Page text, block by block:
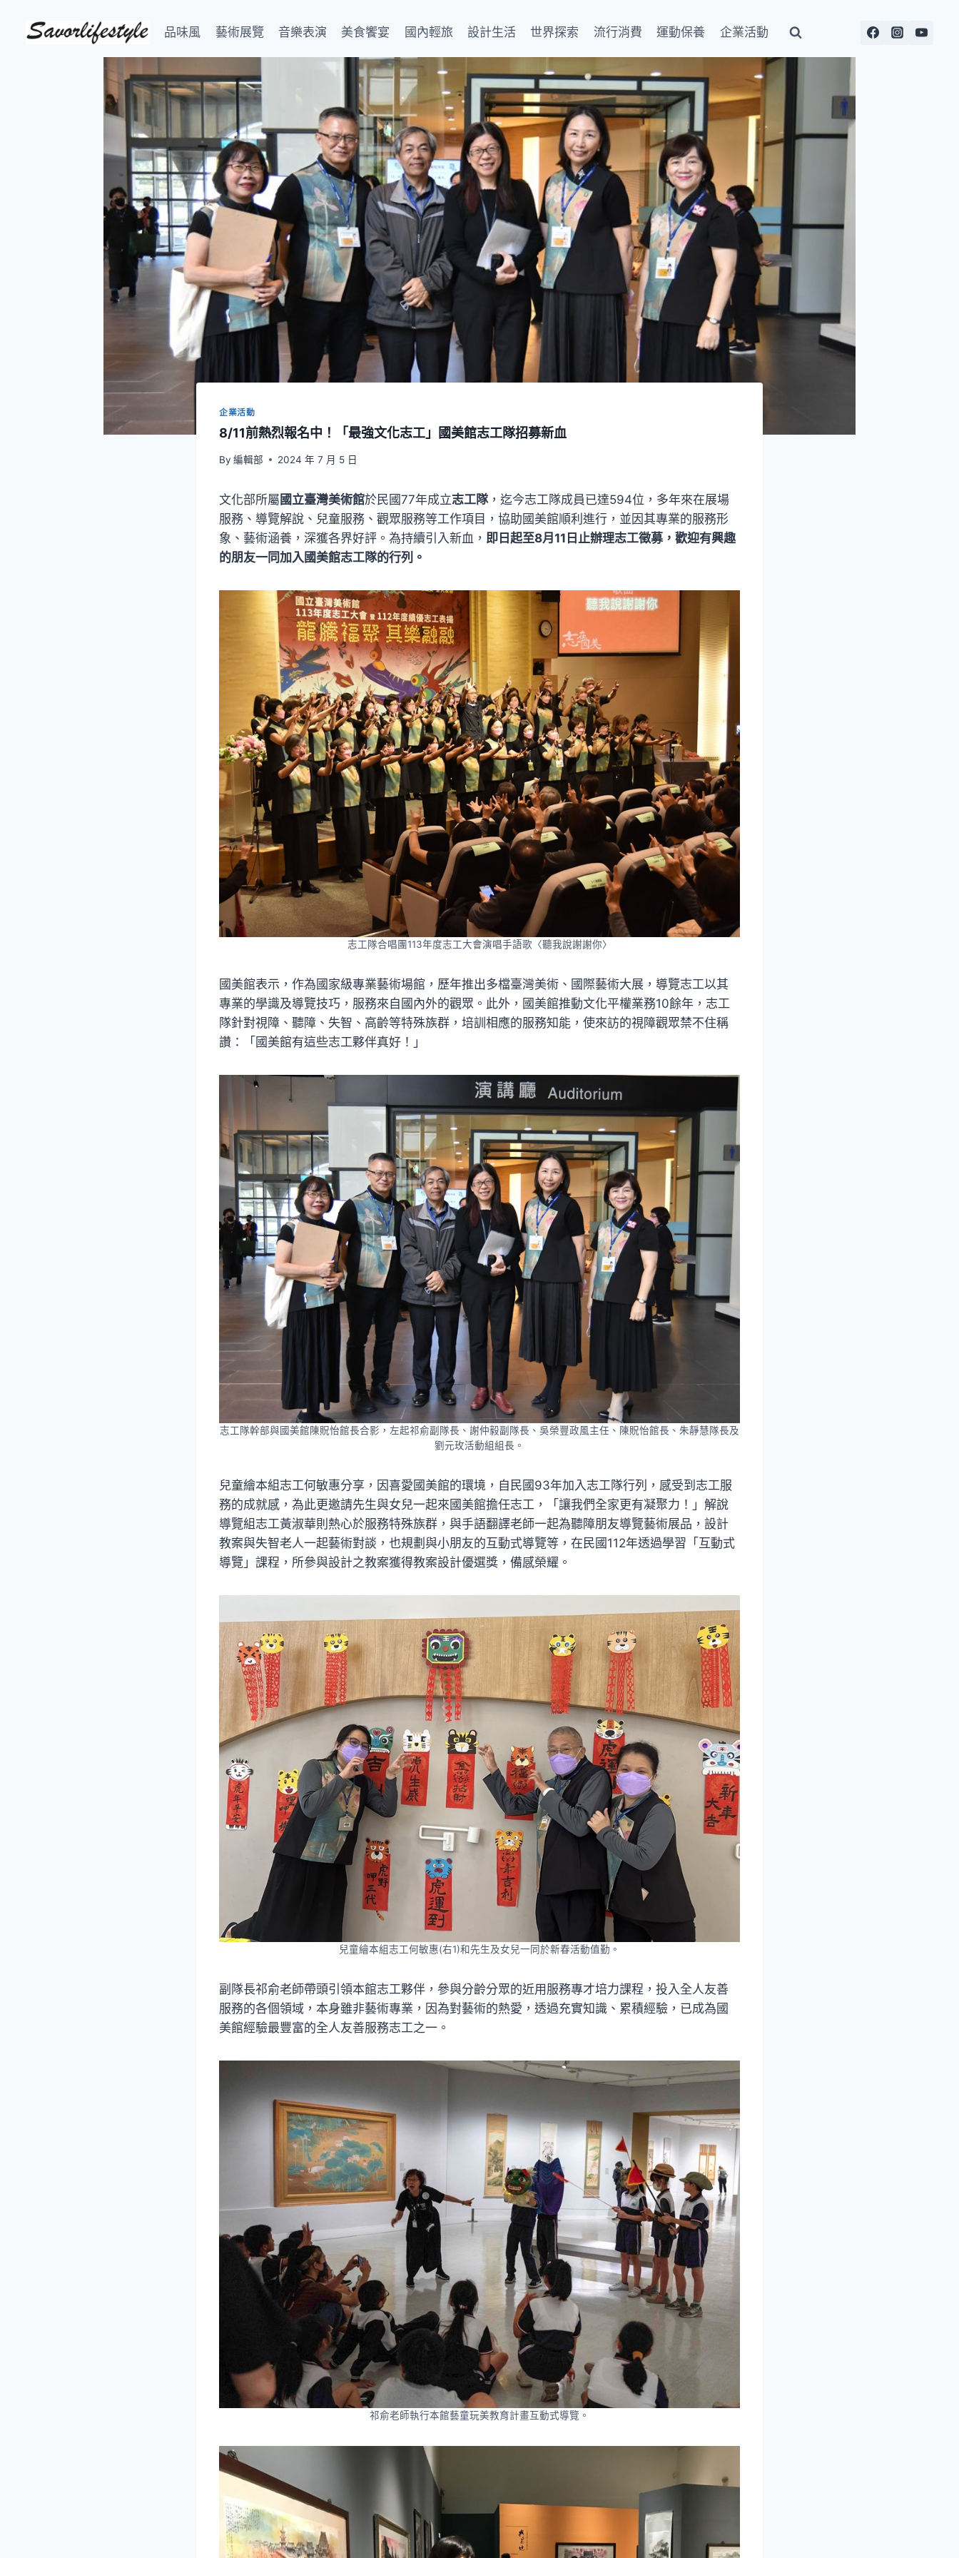
品味風 藝術展覽 音樂表演 美食饗宴 國內輕旅 設計生活 世界探索 流行消費 運動保養 企業活動
企業活動
8/11前熱烈報名中！「最強文化志工」國美館志工隊招募新血
By 編輯部 2024 年 7 月 5 日
文化部所屬 國立臺灣美術館於民國77年成立志工隊，迄今志工隊成員已達594位，多年來在展場
服務、導覽解說、兒童服務、觀眾服務等工作項目，協助國美館順利進行，並因其專業的服務形
象、藝術涵養，深獲各界好評。為持續引入新血， 即日起至8月11日止辦理志工徵募，歡迎有興趣
的朋友一同加入國美館志工隊的行列。
志工隊合唱團113年度志工大會演唱手語歌〈聽我說謝謝你〉
國美館表示，作為國家級專業藝術場館，歷年推出多檔臺灣美術、國際藝術大展，導覽志工以其
專業的學識及導覽技巧，服務來自國內外的觀眾。此外，國美館推動文化平權業務10餘年，志工
隊針對視障、聽障、失智、高齡等特殊族群，培訓相應的服務知能，使來訪的視障觀眾禁不住稱
讚：「國美館有這些志工夥伴真好！」
志工隊幹部與國美館陳貺怡館長合影，左起祁俞副隊長、謝仲毅副隊長、吳榮豐政風主任、陳貺怡館長、朱靜慧隊長及
劉元玫活動組組長。
兒童繪本組志工何敏惠分享，因喜愛國美館的環境，自民國93年加入志工隊行列，感受到志工服
務的成就感，為此更邀請先生與女兒一起來國美館擔任志工，「讓我們全家更有凝聚力！」解說
導覽組志工黃淑華則熱心於服務特殊族群，與手語翻譯老師一起為聽障朋友導覽藝術展品，設計
教案與失智老人一起藝術對談，也規劃與小朋友的互動式導覽等，在民國112年透過學習「互動式
導覽」課程，所參與設計之教案獲得教案設計優選獎，備感榮耀。
兒童繪本組志工何敏惠(右1)和先生及女兒一同於新春活動值勤。
副隊長祁俞老師帶頭引領本館志工夥伴，參與分齡分眾的近用服務專才培力課程，投入全人友善
服務的各個領域，本身雖非藝術專業，因為對藝術的熱愛，透過充實知識、累積經驗，已成為國
美館經驗最豐富的全人友善服務志工之一。
祁俞老師執行本館藝童玩美教育計畫互動式導覽。